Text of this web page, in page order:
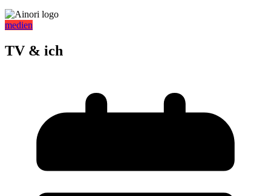
medien
TV & ich